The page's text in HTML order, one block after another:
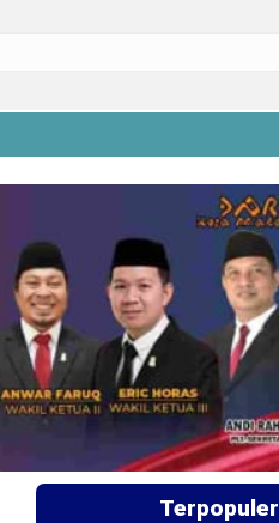
Terpopuler